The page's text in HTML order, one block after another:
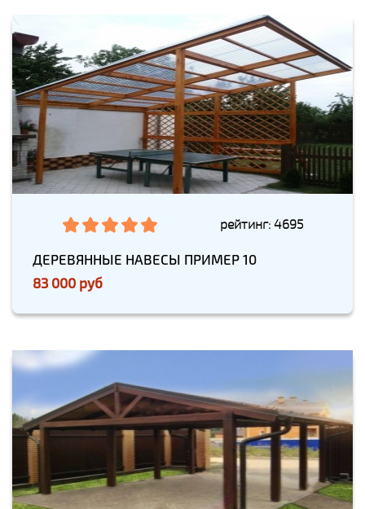
рейтинг: 4695
ДЕРЕВЯННЫЕ НАВЕСЫ ПРИМЕР 10
83 000 руб